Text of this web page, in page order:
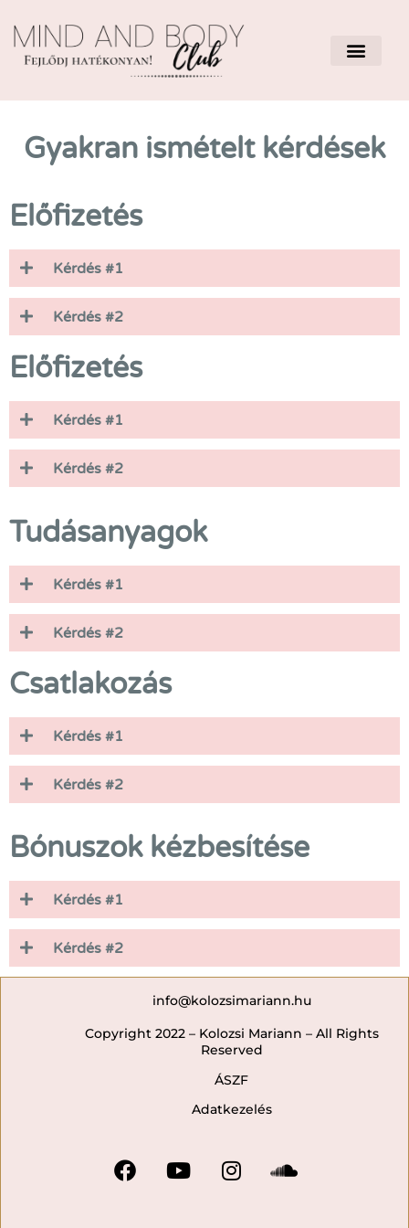
Gyakran ismételt kérdések
Előfizetés
Kérdés #1
Kérdés #2
Előfizetés
Kérdés #1
Kérdés #2
Tudásanyagok
Kérdés #1
Kérdés #2
Csatlakozás
Kérdés #1
Kérdés #2
Bónuszok kézbesítése
Kérdés #1
Kérdés #2
info@kolozsimariann.hu
Copyright 2022 – Kolozsi Mariann – All Rights
Reserved
ÁSZF
Adatkezelés